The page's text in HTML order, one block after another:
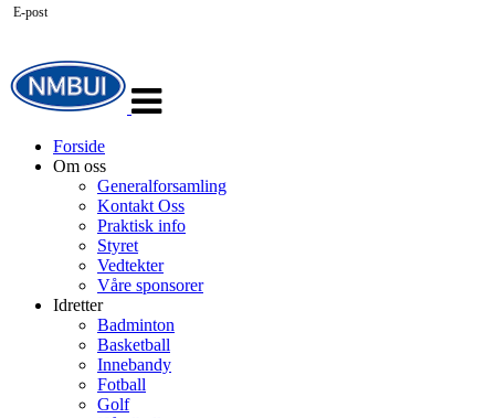
navigasjon
Forside
Om oss
Generalforsamling
Kontakt Oss
Praktisk info
Styret
Vedtekter
Våre sponsorer
Idretter
Badminton
Basketball
Innebandy
Fotball
Golf
E-post